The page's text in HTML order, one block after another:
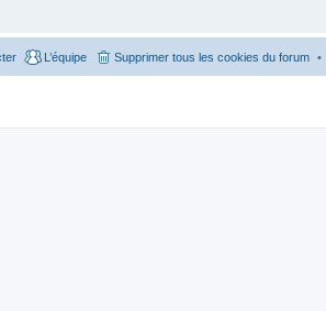
Supprimer tous les cookies du forum
L’équipe